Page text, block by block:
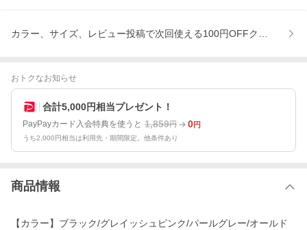
カラー、サイズ、レビュー投稿で次回使える100円OFFクーポンプ
おトクなお知らせ
合計5,000円相当プレゼント！
PayPayカード入会特典を使うと 1,859円 0円
うち2,000円相当は利用先・期間限定。他条件あり
商品情報
【カラー】ブラック/グレイッシュピンク/パールグレー/オールド